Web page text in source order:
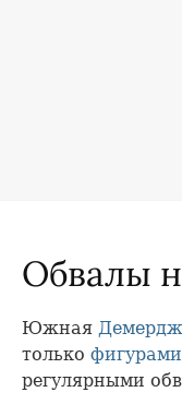
Обвалы
Южная
только
регулярными